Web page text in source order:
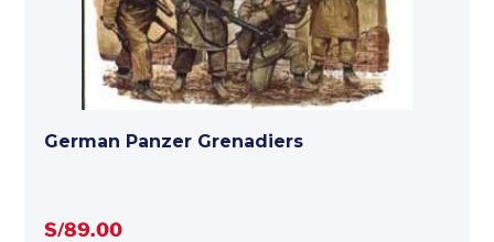
German Panzer Grenadiers
S/89.00